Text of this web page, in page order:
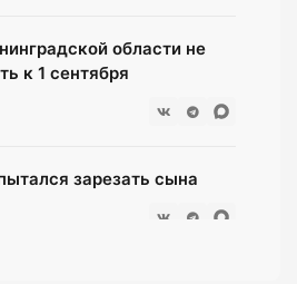
области не
к 1 сентября
зарезать сына